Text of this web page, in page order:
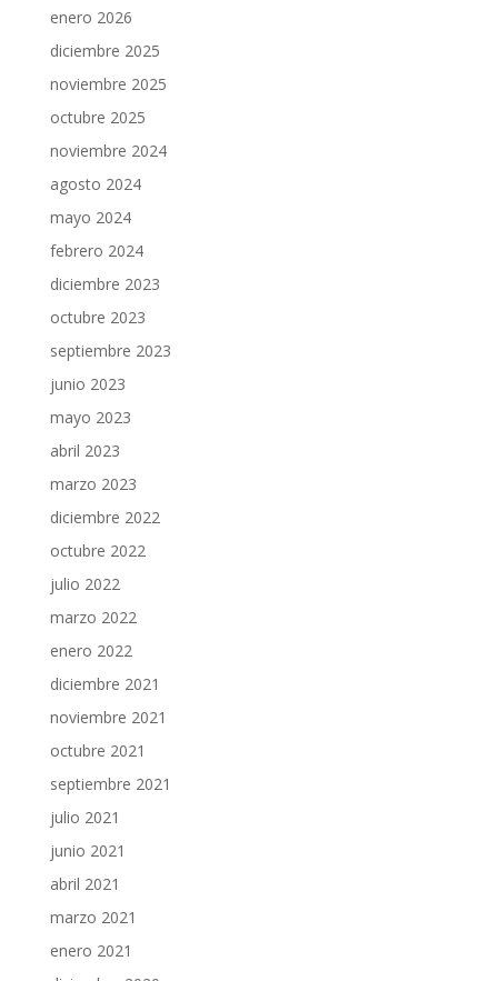
enero 2026
diciembre 2025
noviembre 2025
octubre 2025
noviembre 2024
agosto 2024
mayo 2024
febrero 2024
diciembre 2023
octubre 2023
septiembre 2023
junio 2023
mayo 2023
abril 2023
marzo 2023
diciembre 2022
octubre 2022
julio 2022
marzo 2022
enero 2022
diciembre 2021
noviembre 2021
octubre 2021
septiembre 2021
julio 2021
junio 2021
abril 2021
marzo 2021
enero 2021